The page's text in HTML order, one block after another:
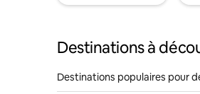
Destinations à
Destinations populaires pour